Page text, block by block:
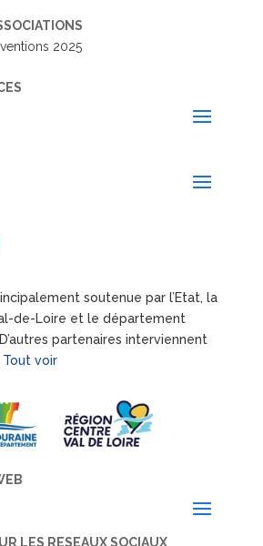
2025
soutenue par l’Etat, la
de-Loire et le département
partenaires interviennent
Tout voir
LES RESEAUX SOCIAUX